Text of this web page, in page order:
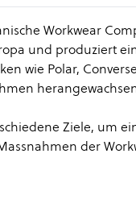
Workwear
und produziert
wie Polar,
Ziele, um
der